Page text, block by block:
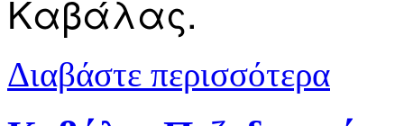
Καβάλας.
Διαβάστε περισσότερα